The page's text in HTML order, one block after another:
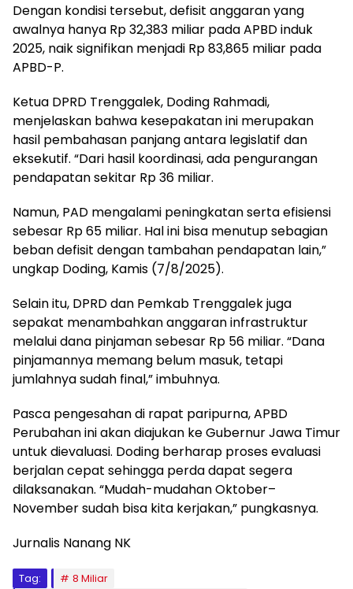
Dengan kondisi tersebut, defisit anggaran yang
awalnya hanya Rp 32,383 miliar pada APBD induk
2025, naik signifikan menjadi Rp 83,865 miliar pada
APBD-P.
Ketua DPRD Trenggalek, Doding Rahmadi,
menjelaskan bahwa kesepakatan ini merupakan
hasil pembahasan panjang antara legislatif dan
eksekutif. “Dari hasil koordinasi, ada pengurangan
pendapatan sekitar Rp 36 miliar.
Namun, PAD mengalami peningkatan serta efisiensi
sebesar Rp 65 miliar. Hal ini bisa menutup sebagian
beban defisit dengan tambahan pendapatan lain,”
ungkap Doding, Kamis (7/8/2025).
Selain itu, DPRD dan Pemkab Trenggalek juga
sepakat menambahkan anggaran infrastruktur
melalui dana pinjaman sebesar Rp 56 miliar. “Dana
pinjamannya memang belum masuk, tetapi
jumlahnya sudah final,” imbuhnya.
Pasca pengesahan di rapat paripurna, APBD
Perubahan ini akan diajukan ke Gubernur Jawa Timur
untuk dievaluasi. Doding berharap proses evaluasi
berjalan cepat sehingga perda dapat segera
dilaksanakan. “Mudah-mudahan Oktober–
November sudah bisa kita kerjakan,” pungkasnya.
Jurnalis Nanang NK
Tag:
8 Miliar